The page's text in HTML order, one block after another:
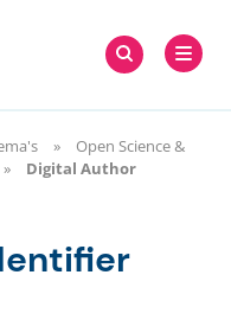
Zoeken
naar:
Zoeken
Open Science &
Digital Author